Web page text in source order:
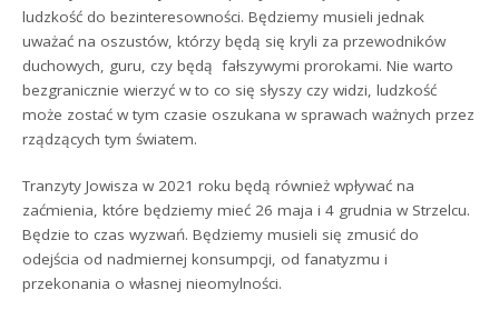
ludzkość do bezinteresowności. Będziemy musieli jednak
uważać na oszustów, którzy będą się kryli za przewodników
duchowych, guru, czy będą fałszywymi prorokami. Nie warto
bezgranicznie wierzyć w to co się słyszy czy widzi, ludzkość
może zostać w tym czasie oszukana w sprawach ważnych przez
rządzących tym światem.
Tranzyty Jowisza w 2021 roku będą również wpływać na
zaćmienia, które będziemy mieć 26 maja i 4 grudnia w Strzelcu.
Będzie to czas wyzwań. Będziemy musieli się zmusić do
odejścia od nadmiernej konsumpcji, od fanatyzmu i
przekonania o własnej nieomylności.